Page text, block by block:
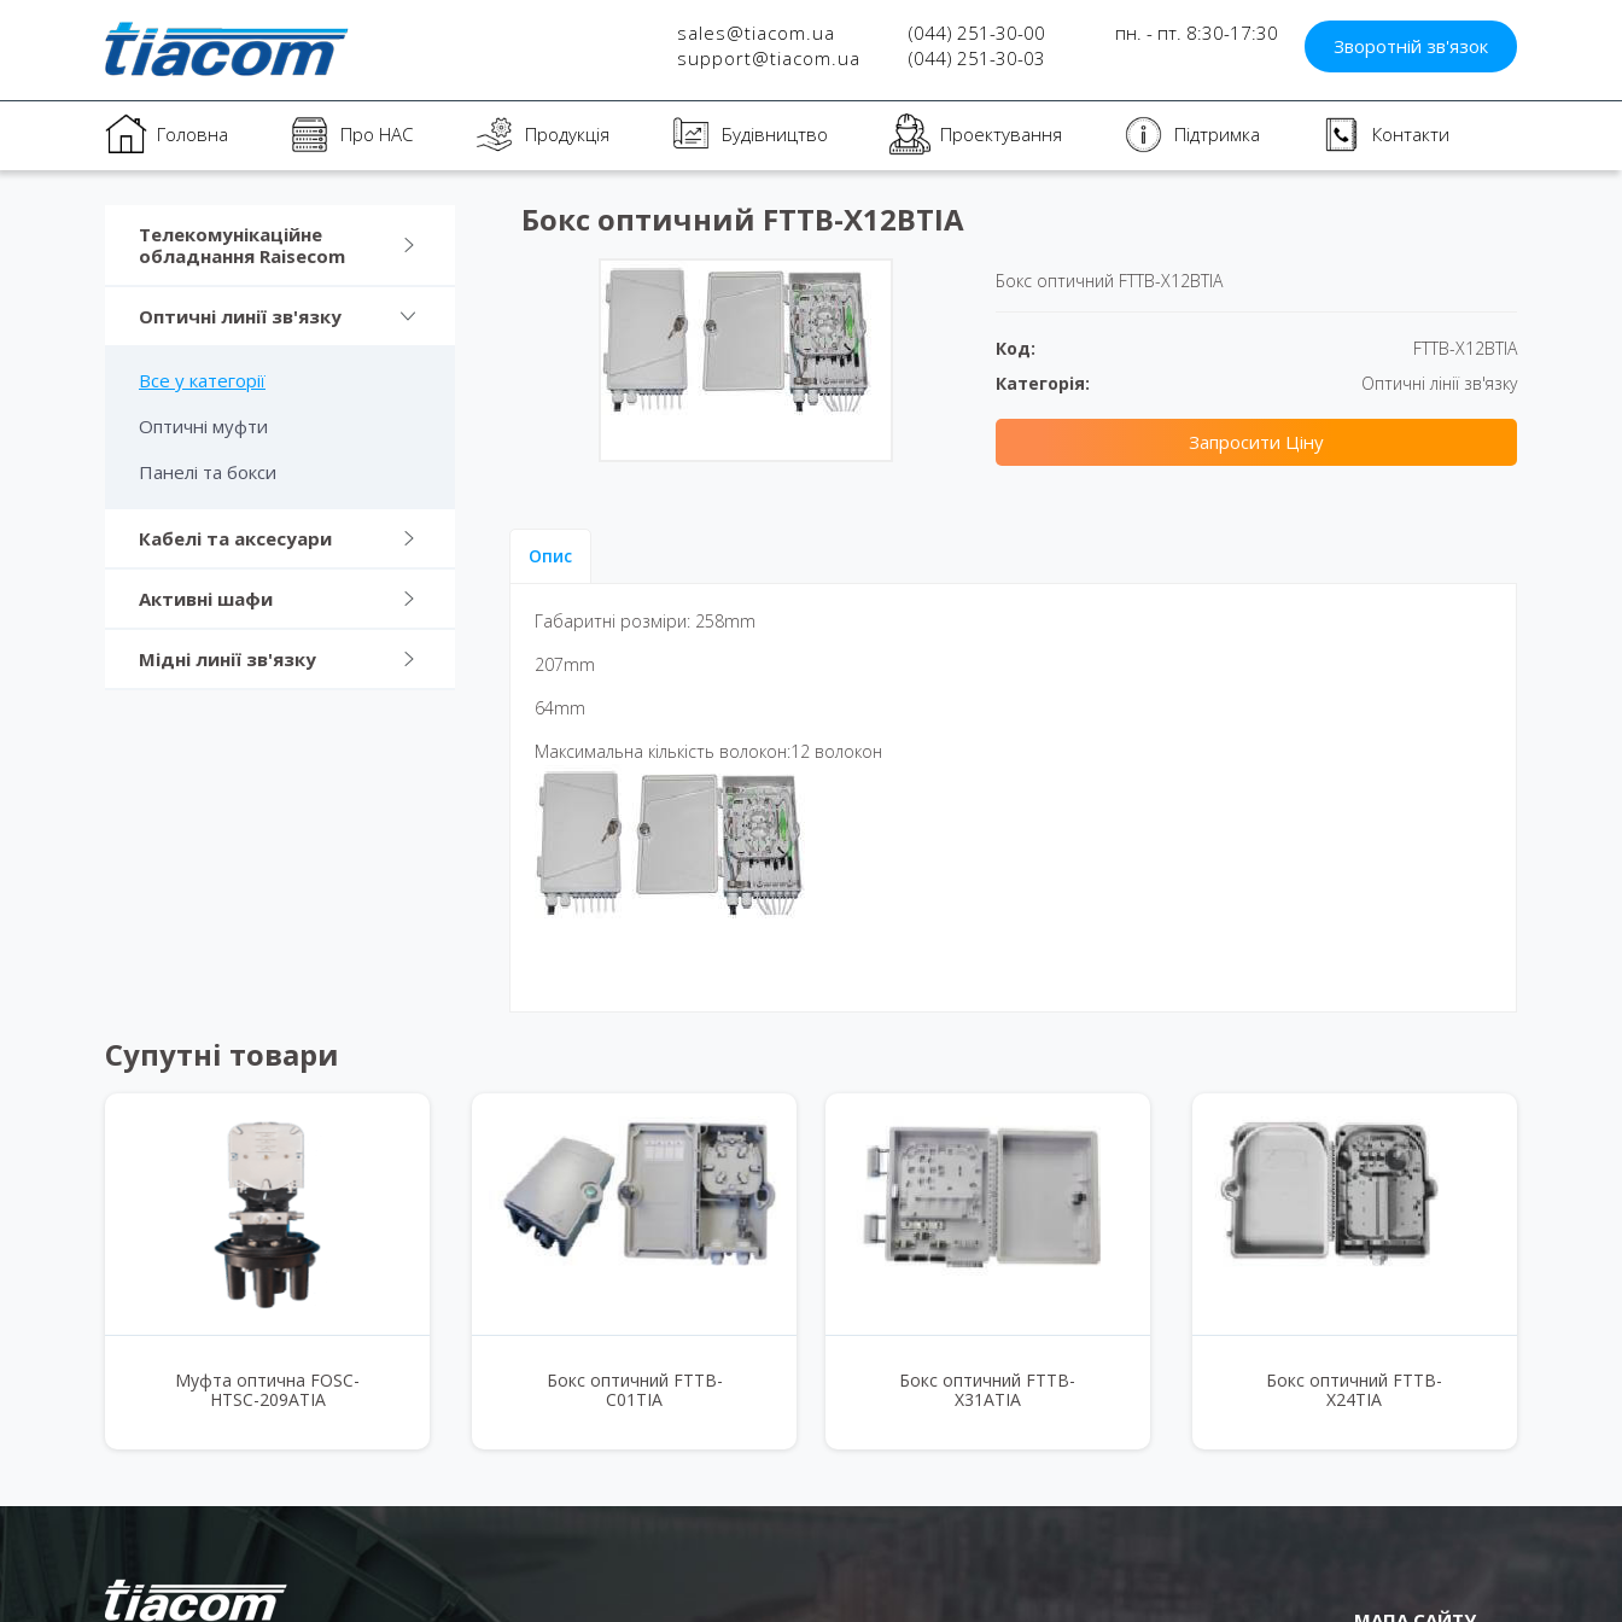
sales@tiacom.ua
support@tiacom.ua
(044) 251-30-00
(044) 251-30-03
пн. - пт. 8:30-17:30
Зворотній зв'язок
Головна Про НАС Продукція Будівництво Проектування Підтримка Контакти
Телекомунікаційне
обладнання Raisecom
Оптичні линії зв'язку
Все у категорії
Оптичні муфти
Панелі та бокси
Кабелі та аксесуари
Активні шафи
Мідні линії зв'язку
Бокс оптичний FTTB-X12BTIA
Бокс оптичний FTTB-X12BTIA
Код:
FTTB-X12BTIA
Категорія:
Оптичні лінії зв'язку
Запросити Ціну
Опис
Габаритні розміри: 258mm
207mm
64mm
Максимальна кількість волокон:12 волокон
Супутні товари
Муфта оптична FOSC-
HTSC-209ATIA
Бокс оптичний FTTB-
C01TIA
Бокс оптичний FTTB-
X31ATIA
Бокс оптичний FTTB-
X24TIA